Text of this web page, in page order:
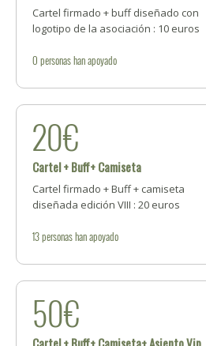
Cartel firmado + buff diseñado con
logotipo de la asociación : 10 euros
0 personashan apoyado
20€
Cartel + Buff+ Camiseta
Cartel firmado + Buff + camiseta
diseñada edición VIII : 20 euros
13personashan apoyado
50€